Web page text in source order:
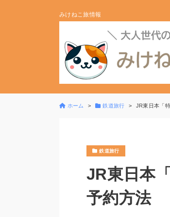
みけねこ旅情報
ホーム 鉄道旅行 JR東日本「
鉄道旅行
JR東日本
予約方法